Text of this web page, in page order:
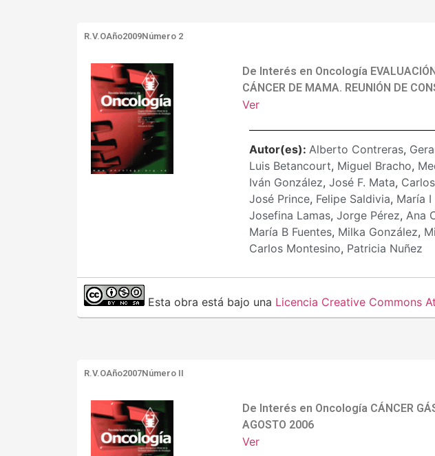
R.V.OAño2009Número 2
De Interés en Oncología
CÁNCER DE MAMA. REUNIÓN DE
Ver
Autor(es): Alberto Contreras,
Luis Betancourt, Miguel Bracho,
Iván González, José F. Mata,
José Prince, Felipe Saldivia, María
Josefina Lamas, Jorge Pérez, Ana
María B Fuentes, Milka González,
Carlos Montesino, Patricia Nuñez
Esta obra está bajo una Licencia Creative Commons
R.V.OAño2007Número II
De Interés en Oncología CÁNCER
AGOSTO 2006
Ver